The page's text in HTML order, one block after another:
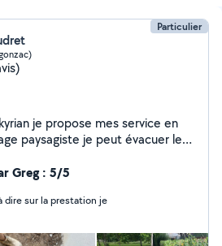
Particulier
je propose mes service en
paysagiste je peut évacuer les
polyvalent en autre tâche à
Greg : 5/5
sur la prestation je